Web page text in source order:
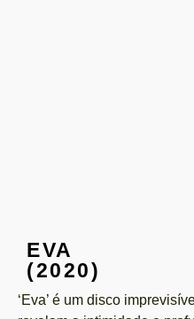
EVA
(2020)
‘Eva’ é um disco